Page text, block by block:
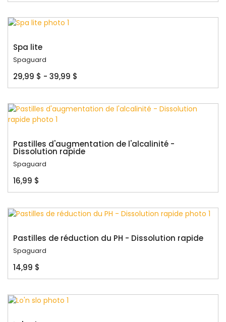
Spa lite
Spaguard
29,99 $ - 39,99 $
Pastilles d'augmentation de l'alcalinité -
Dissolution rapide
Spaguard
16,99 $
Pastilles de réduction du PH - Dissolution rapide
Spaguard
14,99 $